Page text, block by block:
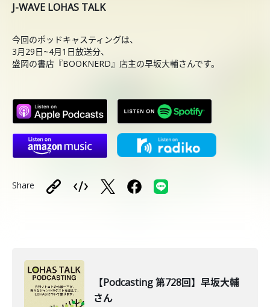
J-WAVE LOHAS TALK
今回のポッドキャスティングは、
3月29日~4月1日放送分、
盛岡の書店『BOOKNERD』店主の早坂大輔さんです。
Share
【Podcasting 第728回】早坂大輔
さん